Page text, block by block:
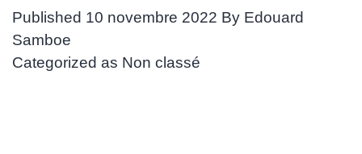
Published 10 novembre 2022 By Edouard
Samboe
Categorized as Non classé